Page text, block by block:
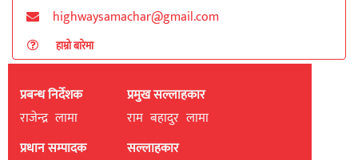
highwaysamachar@gmail.com
हाम्रो बारेमा
प्रबन्ध निर्देशक
राजेन्द्र लामा
प्रधान सम्पादक
प्रमुख सल्लाहकार
राम बहादुर लामा
सल्लाहकार